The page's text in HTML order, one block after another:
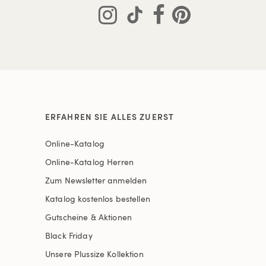
ERFAHREN SIE ALLES ZUERST
Online-Katalog
Online-Katalog Herren
Zum Newsletter anmelden
Katalog kostenlos bestellen
Gutscheine & Aktionen
Black Friday
Unsere Plussize Kollektion